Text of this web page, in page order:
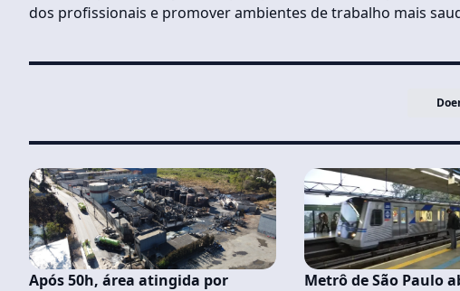
dos profissionais e promover ambientes de trabalho mais
Após 50h, área atingida por
Metrô de São Paulo